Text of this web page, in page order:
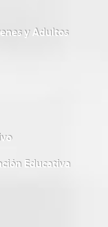
y Adultos
Educativa